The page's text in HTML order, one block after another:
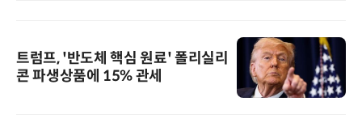
트럼프, '반도체 핵심 원료' 폴리실리
콘 파생상품에 15% 관세